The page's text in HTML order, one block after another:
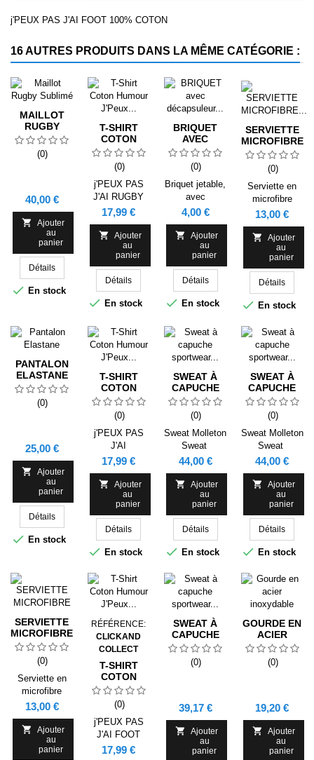
j'PEUX PAS J'AI FOOT 100% COTON
16 AUTRES PRODUITS DANS LA MÊME CATÉGORIE :
MAILLOT
RUGBY
SUBLIMÉ
(0)
Prix
40,00 €

Ajouter
au
panier
Détails
 En stock
T-SHIRT
COTON
HUMOUR
J'PEUX PAS
J'AI RUGBY
(0)
j'PEUX PAS
J'AI RUGBY
Prix
17,99 €

Ajouter
au
panier
Détails
 En stock
BRIQUET
AVEC
DÉCAPSULEUR
LOGO CLUB
(0)
Briquet jetable,
avec
décapsuleur.
enfants
Prix
4,00 €

Ajouter
au
panier
Détails
 En stock
SERVIETTE
MICROFIBRE
PPVENELLES
(0)
Serviette en
microfibre
multisport avec
élastique
pratique pour
un pliage
facile.
Séchage
rapide. 90 %
polyester et 10
% polyamide
(190 g/m ²).
Étiquette
amovible.
Prix
13,00 €

Ajouter
au
panier
Détails
 En stock
PANTALON
ELASTANE
(0)
Prix
25,00 €

Ajouter
au
panier
Détails
 En stock
T-SHIRT
COTON
HUMOUR
J'PEUX PAS
J'AI
PÉTANQUE
(0)
j'PEUX PAS
J'AI
PETANQUE
Prix
17,99 €

Ajouter
au
panier
Détails
 En stock
SWEAT À
CAPUCHE
SPORTWEAR
BALOTTI
NOIR/GRIS
PPV
(0)
Sweat Molleton
Sweat
Prix
44,00 €

Ajouter
au
panier
Détails
 En stock
SWEAT À
CAPUCHE
SPORTWEAR
BALOTTI
NOIR/GRIS
(0)
Sweat Molleton
Sweat
Prix
44,00 €

Ajouter
au
panier
Détails
 En stock
SERVIETTE
MICROFIBRE
(0)
Serviette en
microfibre
multisport avec
élastique
pratique pour
un pliage
Prix
13,00 €

Ajouter
au
panier
RÉFÉRENCE:
CLICKAND
COLLECT
T-SHIRT
COTON
HUMOUR
J'PEUX PAS
J'AI FOOT
(0)
j'PEUX PAS
J'AI FOOT
Prix
17,99 €
SWEAT À
CAPUCHE
SPORTWEAR
BALOTTI
(0)
Prix
39,17 €

Ajouter
au
panier
GOURDE EN
ACIER
INOXYDABLE
(0)
Prix
19,20 €

Ajouter
au
panier